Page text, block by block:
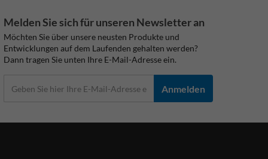
Melden Sie sich für unseren Newsletter an
Möchten Sie über unsere neusten Produkte und
Entwicklungen auf dem Laufenden gehalten werden?
Dann tragen Sie unten Ihre E-Mail-Adresse ein.
Anmelden